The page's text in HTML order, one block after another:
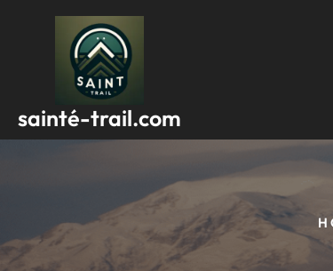
sainté-trail.com